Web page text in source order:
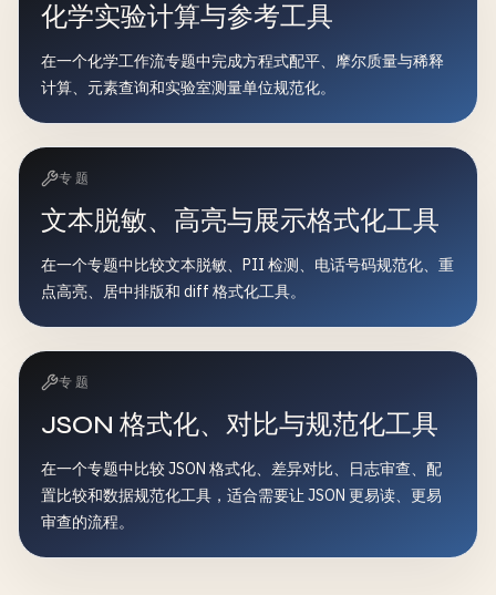
化学实验计算与参考工具
在一个化学工作流专题中完成方程式配平、摩尔质量与稀释
计算、元素查询和实验室测量单位规范化。
专题
文本脱敏、高亮与展示格式化工具
在一个专题中比较文本脱敏、PII 检测、电话号码规范化、重
点高亮、居中排版和 diff 格式化工具。
专题
JSON 格式化、对比与规范化工具
在一个专题中比较 JSON 格式化、差异对比、日志审查、配
置比较和数据规范化工具，适合需要让 JSON 更易读、更易
审查的流程。